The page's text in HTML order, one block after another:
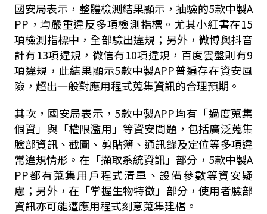
國安局表示，整體檢測結果顯示，抽驗的5款中製A
PP ，均嚴重違反多項檢測指標。尤其小紅書在15
項檢測指標中，全部驗出違規；另外，微博與抖音
計有13項違規，微信有10項違規，百度雲盤則有9
項違規，此結果顯示5款中製APP普遍存在資安風
險，超出一般對應用程式蒐集資訊的合理預期。
其次，國安局表示， 5款中製APP均有「過度蒐集
個資」與「權限濫用」等資安問題，包括廣泛蒐集
臉部資訊、截圖、剪貼簿、通訊錄及定位等多項違
常違規情形。在「擷取系統資訊」部分， 5款中製A
PP都有蒐集用戶程式清單、設備參數等資安疑
慮；另外，在「掌握生物特徵」部分，使用者臉部
資訊亦可能遭應用程式刻意蒐集建檔。